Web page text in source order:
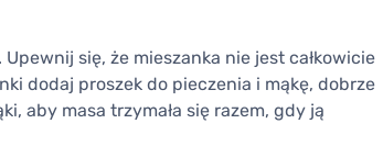
się, że mieszanka nie jest całkowicie
dodaj proszek do pieczenia i mąkę, dobrze
aby masa trzymała się razem, gdy ją